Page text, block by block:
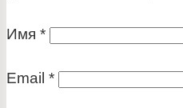
Имя *
Email *